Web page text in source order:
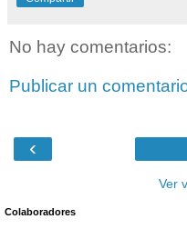
No hay comentarios:
Publicar un
‹
Ver
Colaboradores